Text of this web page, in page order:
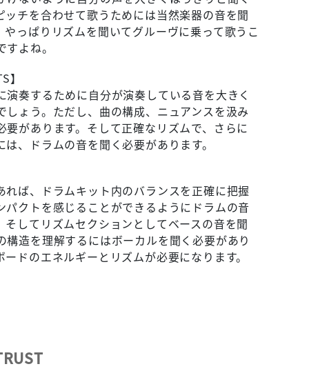
チを合わせて歌うためには当然楽器の音を聞
やっぱりリズムを聞いてグルーヴに乗って歌うこ
よね。
】
奏するために自分が演奏している音を大きく
しょう。ただし、曲の構成、ニュアンスを汲み
があります。そして正確なリズムで、さらに
、ドラムの音を聞く必要があります。
れば、ドラムキット内のバランスを正確に把握
パクトを感じることができるようにドラムの音
してリズムセクションとしてベースの音を聞
構造を理解するにはボーカルを聞く必要があり
ドのエネルギーとリズムが必要になります。